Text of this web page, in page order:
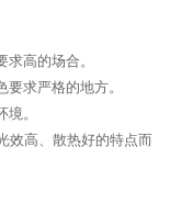
高的场合。
求严格的地方。
。
效高、散热好的特点而